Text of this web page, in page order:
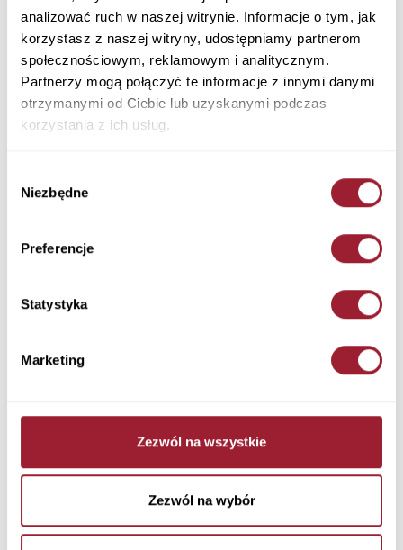
analizować ruch w naszej witrynie. Informacje o tym, jak
korzystasz z naszej witryny, udostępniamy partnerom
społecznościowym, reklamowym i analitycznym.
Partnerzy mogą połączyć te informacje z innymi danymi
otrzymanymi od Ciebie lub uzyskanymi podczas
korzystania z ich usług.
zgody
Niezbędne
Preferencje
Statystyka
Marketing
Zezwól na wszystkie
Zezwól na wybór
139,90 PLN
+ Zapytaj o rozmiar
Kolory
Rozmiar
Newsletter